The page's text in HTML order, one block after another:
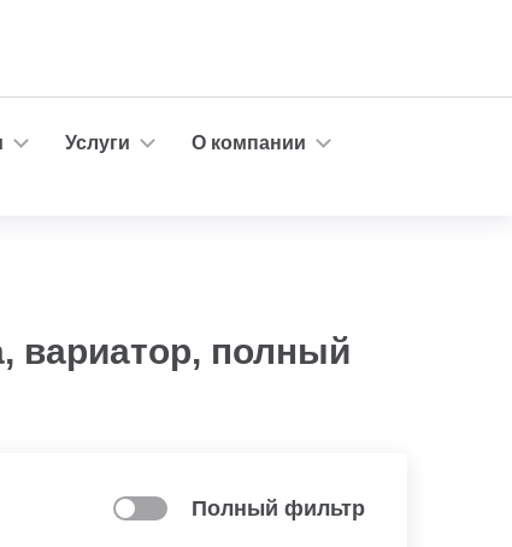
Услуги
О компании
вариатор, полный
Полный фильтр